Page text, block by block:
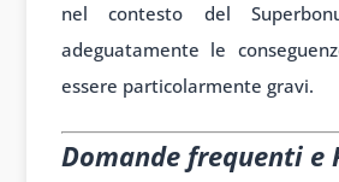
nel contesto del
adeguatamente le
essere particolarmente gravi.
Domande frequenti e